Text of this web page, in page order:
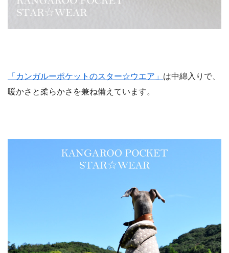
「カンガルーポケットのスター☆ウエア」 は中綿入りで、
暖かさと柔らかさを兼ね備えています。